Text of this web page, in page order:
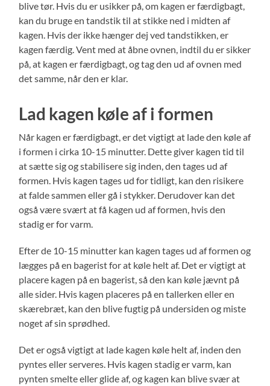
blive tør. Hvis du er usikker på, om kagen er færdigbagt,
kan du bruge en tandstik til at stikke ned i midten af
kagen. Hvis der ikke hænger dej ved tandstikken, er
kagen færdig. Vent med at åbne ovnen, indtil du er sikker
på, at kagen er færdigbagt, og tag den ud af ovnen med
det samme, når den er klar.
Lad kagen køle af i formen
Når kagen er færdigbagt, er det vigtigt at lade den køle af
i formen i cirka 10-15 minutter. Dette giver kagen tid til
at sætte sig og stabilisere sig inden, den tages ud af
formen. Hvis kagen tages ud for tidligt, kan den risikere
at falde sammen eller gå i stykker. Derudover kan det
også være svært at få kagen ud af formen, hvis den
stadig er for varm.
Efter de 10-15 minutter kan kagen tages ud af formen og
lægges på en bagerist for at køle helt af. Det er vigtigt at
placere kagen på en bagerist, så den kan køle jævnt på
alle sider. Hvis kagen placeres på en tallerken eller en
skærebræt, kan den blive fugtig på undersiden og miste
noget af sin sprødhed.
Det er også vigtigt at lade kagen køle helt af, inden den
pyntes eller serveres. Hvis kagen stadig er varm, kan
pynten smelte eller glide af, og kagen kan blive svær at